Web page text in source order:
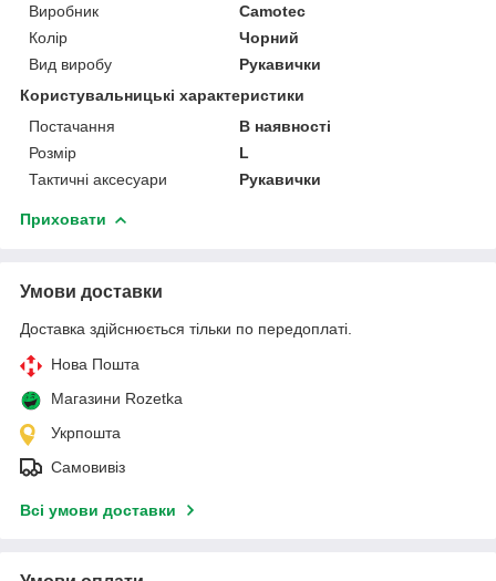
Виробник
Camotec
Колір
Чорний
Вид виробу
Рукавички
Користувальницькі характеристики
Постачання
В наявності
Розмір
L
Тактичні аксесуари
Рукавички
Приховати
Умови доставки
Доставка здійснюється тільки по передоплаті.
Нова Пошта
Магазини Rozetka
Укрпошта
Самовивіз
Всі умови доставки